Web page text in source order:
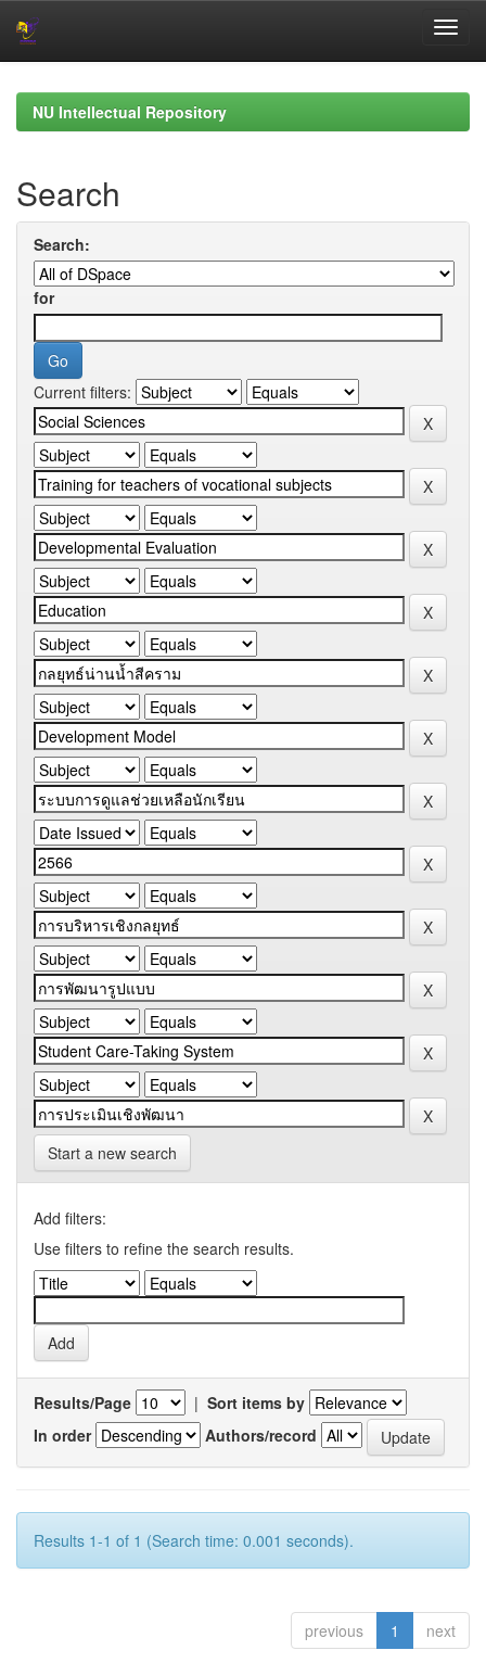
navigationNU Intellectual Repository
Search
Search:
for
Current filters:
Start a new search
Add filters:
Use filters to refine the search results.
Results/Page | Sort items by
In order
Authors/record
Results 1-1 of 1 (Search time: 0.001 seconds).
previous 1 next